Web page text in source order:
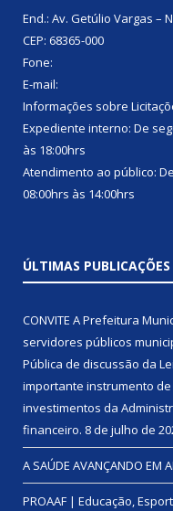
End.: Av. Getúlio Vargas –
CEP: 68365-000
Fone:
E-mail:
Informações sobre
Expediente interno: De
às 18:00hrs
Atendimento ao público:
08:00hrs às 14:00hrs
ÚLTIMAS PUBLICAÇÕES
CONVITE A Prefeitura
servidores públicos
Pública de discussão da
importante instrumento
investimentos da
financeiro. 8 de julho de
A SAÚDE AVANÇANDO EM
PROAAF | Educação,